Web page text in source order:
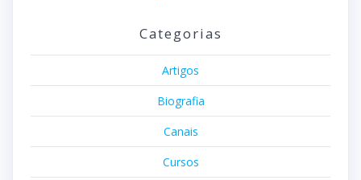
Categorias
Artigos
Biografia
Canais
Cursos